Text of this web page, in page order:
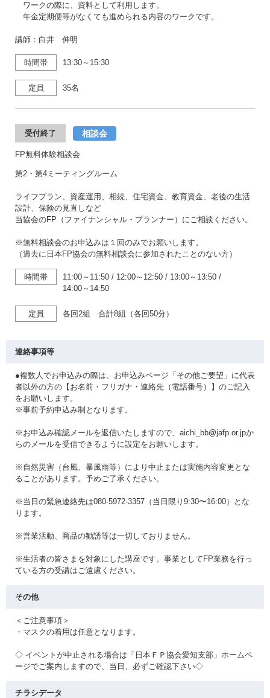
ワークの際に、資料として利用します。
年金定期便等がなくても進められる内容のワークです。
講師：白井 伸明
時間帯 13:30～15:30
定員 35名
受付終了 相談会
FP無料体験相談会
第2・第4ミーティングルーム
ライフプラン、資産運用、相続、住宅資金、教育資金、老後の生活
設計、保険の見直しなど
当協会のFP（ファイナンシャル・プランナー）にご相談ください。
※無料相談会のお申込みは１回のみでお願いします。
（過去に日本FP協会の無料相談会に参加されたことのない方）
時間帯 11:00～11:50 / 12:00～12:50 / 13:00～13:50 /
14:00～14:50
定員 各回2組 合計8組（各回50分）
連絡事項等
●複数人でお申込みの際は、お申込みページ「その他ご要望」に代表
者以外の方の【お名前・フリガナ・連絡先（電話番号）】のご記入
をお願いします。
※事前予約申込み制となります。
※お申込み確認メールを返信いたしますので、aichi_bb@jafp.or.jpか
らのメールを受信できるように設定をお願いします。
※自然災害（台風、暴風雨等）により中止または実施内容変更とな
ることがあります。予めご了承ください。
※当日の緊急連絡先は080-5972-3357（当日限り9:30〜16:00）とな
ります。
※営業活動、商品の勧誘等は一切しておりません。
※生活者の皆さまを対象にした講座です。事業としてFP業務を行っ
ている方の受講はご遠慮ください。
その他
＜ご注意事項＞
・マスクの着用は任意となります。
◇ イベントが中止される場合は「日本ＦＰ協会愛知支部」ホームペ
ージでご案内しますので、当日、必ずご確認下さい◇
チラシデータ